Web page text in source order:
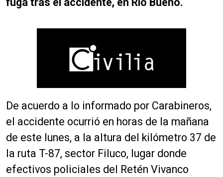
De acuerdo a lo informado por Carabineros,
el accidente ocurrió en horas de la mañana
de este lunes, a la altura del kilómetro 37 de
la ruta T-87, sector Filuco, lugar donde
efectivos policiales del Retén Vivanco